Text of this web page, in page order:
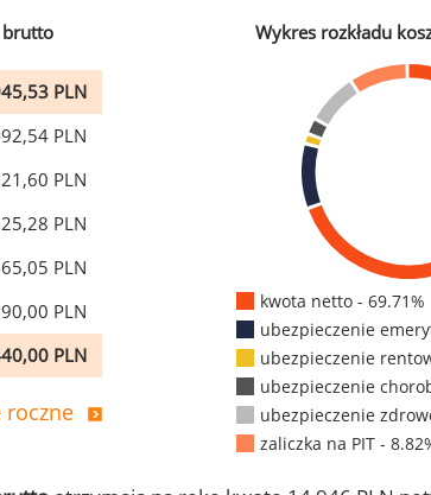
brutto
PLN
PLN
PLN
PLN
PLN
PLN
PLN
roczne
Wykres rozkładu
kwota netto - 69.71%
ubezpieczenie
ubezpieczenie
ubezpieczenie
ubezpieczenie
zaliczka na PIT -